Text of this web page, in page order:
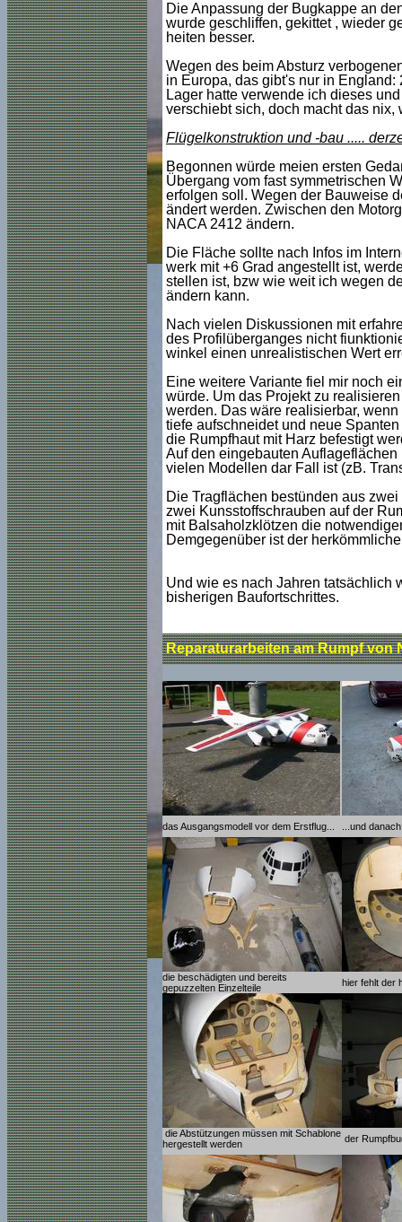
Die Anpassung der Bugkappe an
wurde geschliffen, gekittet , wieder
heiten besser.
Wegen des beim Absturz
in Europa, das gibt's nur in
Lager hatte verwende ich dieses
verschiebt sich, doch macht das
Flügelkonstruktion und -bau .....
Begonnen würde meien ersten
Übergang vom fast symmetrischen
erfolgen soll. Wegen der Bauweise
ändert werden. Zwischen den
NACA 2412 ändern.
Die Fläche sollte nach Infos im
werk mit +6 Grad angestellt ist,
stellen ist, bzw wie weit ich wegen
ändern kann.
Nach vielen Diskussionen mit
des Profilüberganges nicht
winkel einen unrealistischen Wert
Eine weitere Variante fiel mir noch
würde. Um das Projekt zu
werden. Das wäre realisierbar,
tiefe aufschneidet und neue
die Rumpfhaut mit Harz befestigt
Auf den eingebauten
vielen Modellen dar Fall ist (zB.
Die Tragflächen bestünden aus
zwei Kunsstoffschrauben auf der
mit Balsaholzklötzen die
Demgegenüber ist der
Und wie es nach Jahren tatsächlich
bisherigen Baufortschrittes.
Reparaturarbeiten am Rumpf von
das Ausgangsmodell vor dem Erstflug... ...und
die beschädigten und bereits
gepuzzelten Einzelteile
hier fehlt der
die Abstützungen müssen mit Schablone
hergestellt werden
der